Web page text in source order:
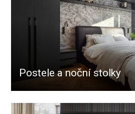
Postele a noční stolky